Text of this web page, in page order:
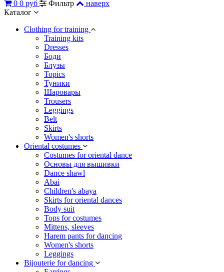
0 0 руб Фильтр
наверх
Каталог
Сlothing for training
Training kits
Dresses
Боди
Блузы
Topics
Туники
Шаровары
Trousers
Leggings
Belt
Skirts
Women's shorts
Oriental costumes
Costumes for oriental dance
Основы для вышивки
Dance shawl
Abai
Children's abaya
Skirts for oriental dances
Body suit
Tops for costumes
Mittens, sleeves
Harem pants for dancing
Women's shorts
Leggings
Bijouterie for dancing